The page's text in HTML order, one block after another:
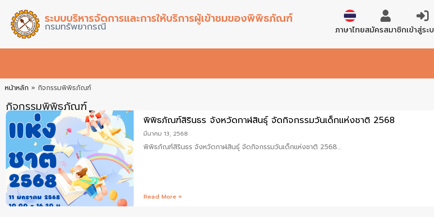
ระบบบริหารจัดการและการให้บริการผู้เข้าชมของพิพิธภัณฑ์
กรมทรัพยากรณี ภาษาไทยEnglishสมัครสมาชิกเข้าสู่ระ
หน้าหลัก » กิจกรรมพิพิธภัณฑ์
กิจกรรมพิพิธภัณฑ์
พิพิธภัณฑ์สิรินธร จังหวัดกาฬสินธุ์ จัดกิจกรรมวันเด็กแห่งชาติ 2568
มีนาคม 13, 2568
พิพิธภัณฑ์สิรินธร จังหวัดกาฬสินธุ์ จัดกิจกรรมวันเด็กแห่งชาติ 2568...
Read More »